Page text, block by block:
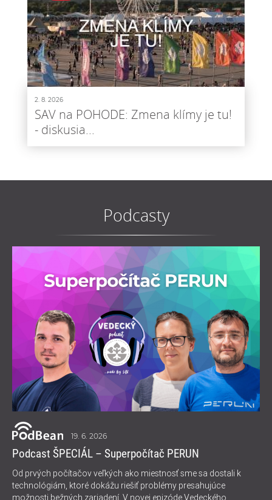
2. 8. 2026
SAV na POHODE: Zmena klímy je tu!
- diskusia...
Podcasty
19. 6. 2026
Podcast ŠPECIÁL – Superpočítač PERUN
Od prvých počítačov veľkých ako miestnosť sme sa dostali k
technológiám, ktoré dokážu riešiť problémy presahujúce
možnosti bežných zariadení. V novej epizóde Vedeckého